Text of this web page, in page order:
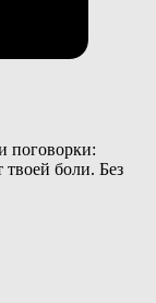
поговорки:
боли. Без